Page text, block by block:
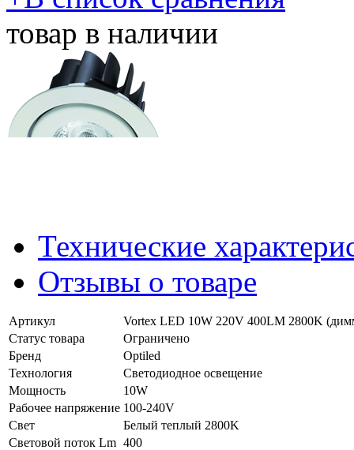
товар в наличии
Технические
Отзывы о товаре
Артикул
Vortex LED 10W 220V 400LM 2800K
Статус товара
Ограничено
Бренд
Optiled
Технология
Светодиодное освещение
Мощность
10W
Рабочее напряжение 100-240V
Свет
Белый теплый 2800K
Световой поток Lm 400